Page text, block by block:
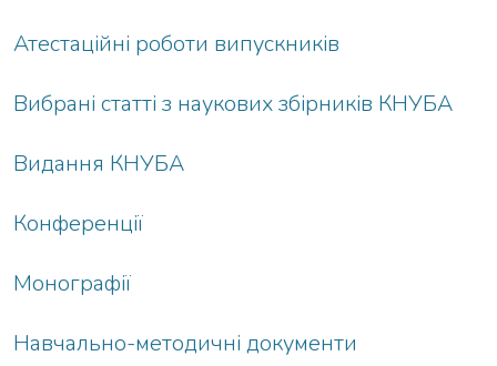
Атестаційні роботи випускників
Вибрані статті з наукових збірників КНУБА
Видання КНУБА
Конференції
Монографії
Навчально-методичні документи